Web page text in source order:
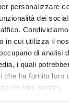
personalizzare
dei
in cui utilizza il
di analisi
i quali
che ha fornito loro
dei loro servizi.
della